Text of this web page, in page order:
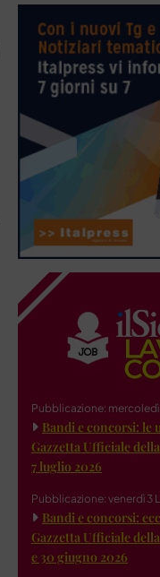
Pubblicazione:
Bandi e concorsi: le
Gazzetta Ufficiale
7 luglio 2026
Pubblicazione: venerdì 3
Bandi e concorsi:
Gazzetta Ufficiale
e 30 giugno 2026